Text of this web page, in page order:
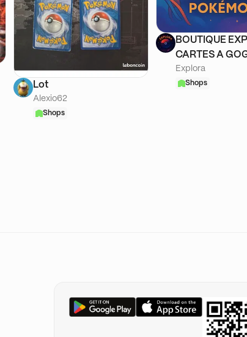
Lot
Alexio62
Shops
BOUTIQUE
CARTES A
Explora
Shops